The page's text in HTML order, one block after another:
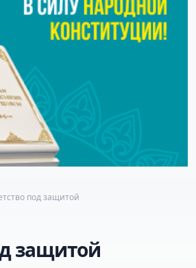
под защитой
защитой